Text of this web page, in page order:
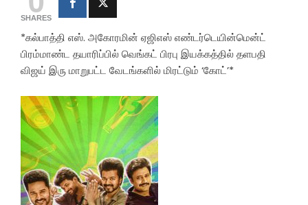
SHARES
*கல்பாத்தி எஸ். அகோரமின் ஏஜிஎஸ் எண்டர்டெயின்மென்ட்
பிரம்மாண்ட தயாரிப்பில் வெங்கட் பிரபு இயக்கத்தில் தளபதி
விஜய் இரு மாறுபட்ட வேடங்களில் மிரட்டும் ‘கோட்’*